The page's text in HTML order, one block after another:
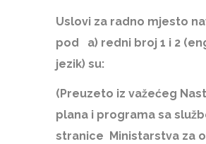
Uslovi za radno mjesto
pod a) redni broj 1 i 2
jezik) su:
(Preuzeto iz važećeg
plana i programa sa
stranice Ministarstva za